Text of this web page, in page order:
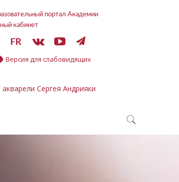
портал Академии
кабинет
FR
Версия для слабовидящих
Сергея Андрияки